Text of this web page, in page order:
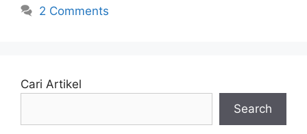
2 Comments
Cari Artikel
Search